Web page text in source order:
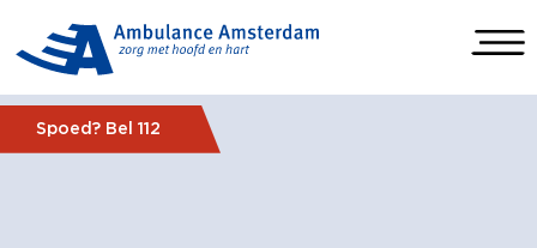
Spoed? Bel 112